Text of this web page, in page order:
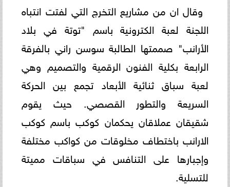
وقال ان من مشاريع التخرج التي لفتت انتباه
اللجنة لعبة الكترونية باسم "توتة في بلاد
الأرانب" صممتها الطالبة سوسن راني بالفرقة
الرابعة بكلية الفنون الرقمية والتصميم وهي
لعبة سباق ثنائية الأبعاد تجمع بين الحركة
السريعة والتطور القصصي. حيث يقوم
شقيقان عملاقان يحكمان كوكب باسم كوكب
الارانب باختطاف مخلوقات من كواكب مختلفة
وإجبارها على التنافس في سباقات مميتة
للتسلية.